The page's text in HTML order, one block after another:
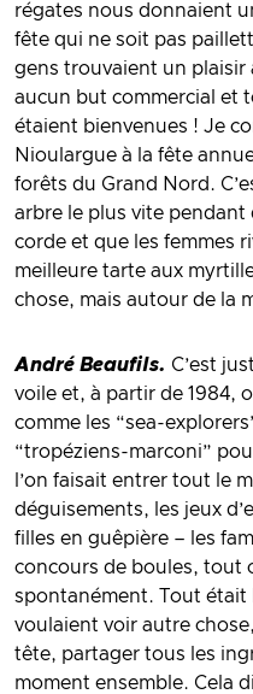
régates nous donnaient
fête qui ne soit pas
gens trouvaient un plaisir
aucun but commercial et
étaient bienvenues ! Je
Nioulargue à la fête
forêts du Grand Nord.
arbre le plus vite pendant
corde et que les femmes
meilleure tarte aux
chose, mais autour de la
André Beaufils. C’est
voile et, à partir de 1984,
comme les “sea-
“tropéziens-marconi”
l’on faisait entrer tout le
déguisements, les jeux
filles en guêpière – les
concours de boules, tout
spontanément. Tout était
voulaient voir autre
tête, partager tous les
moment ensemble. Cela